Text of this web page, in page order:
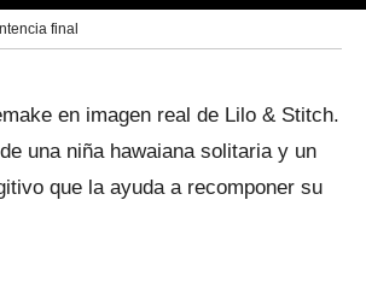
final
en imagen real de Lilo & Stitch.
una niña hawaiana solitaria y un
que la ayuda a recomponer su